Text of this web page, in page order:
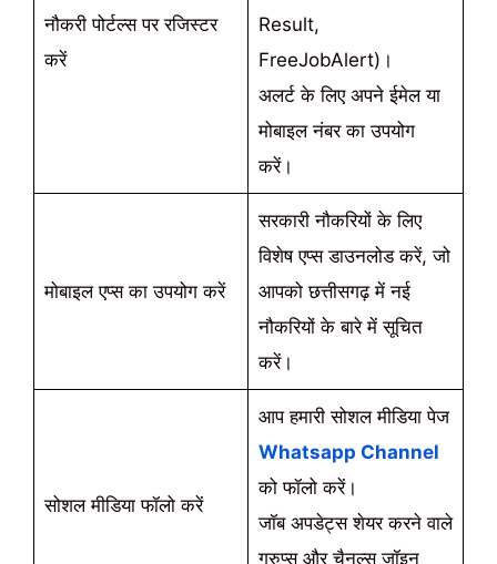
नौकरी पोर्टल्स पर रजिस्टर
करें
Result,
FreeJobAlert)।
अलर्ट के लिए अपने ईमेल या
मोबाइल नंबर का उपयोग
करें।
मोबाइल एप्स का उपयोग करें
सरकारी नौकरियों के लिए
विशेष एप्स डाउनलोड करें, जो
आपको छत्तीसगढ़ में नई
नौकरियों के बारे में सूचित
करें।
सोशल मीडिया फॉलो करें
आप हमारी सोशल मीडिया पेज
Whatsapp Channel
को फॉलो करें।
जॉब अपडेट्स शेयर करने वाले
ग्रुप्स और चैनल्स जॉइन